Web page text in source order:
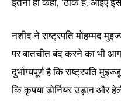
नशीद ने राष्ट्रपति मोहम्मद
पर बातचीत बंद करने का भी
दुर्भाग्यपूर्ण है कि राष्ट्रपति
कि कृपया डोर्नियर उड़ान और